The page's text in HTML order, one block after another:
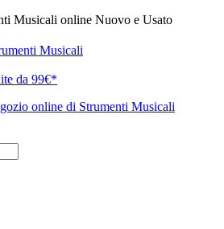
Musicali online Nuovo e Usato
Musicali
da 99€*